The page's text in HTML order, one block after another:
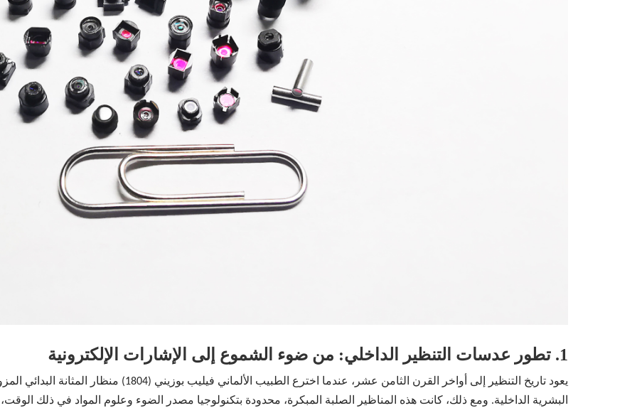
1. تطور عدسات التنظير الداخلي: من ضوء الشموع إلى الإشارات الإلكترونية
يعود تاريخ التنظير إلى أواخر القرن الثامن عشر، عندما
البشرية الداخلية. ومع ذلك، كانت هذه المناظير الصلبة المبكرة، محدودة بتكنولوجيا مصدر الضوء وعلوم المواد في ذلك